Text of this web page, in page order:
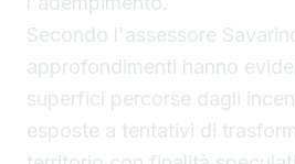
Secondo l'assessore
approfondimenti hanno
superfici percorse dagli
esposte a tentativi di